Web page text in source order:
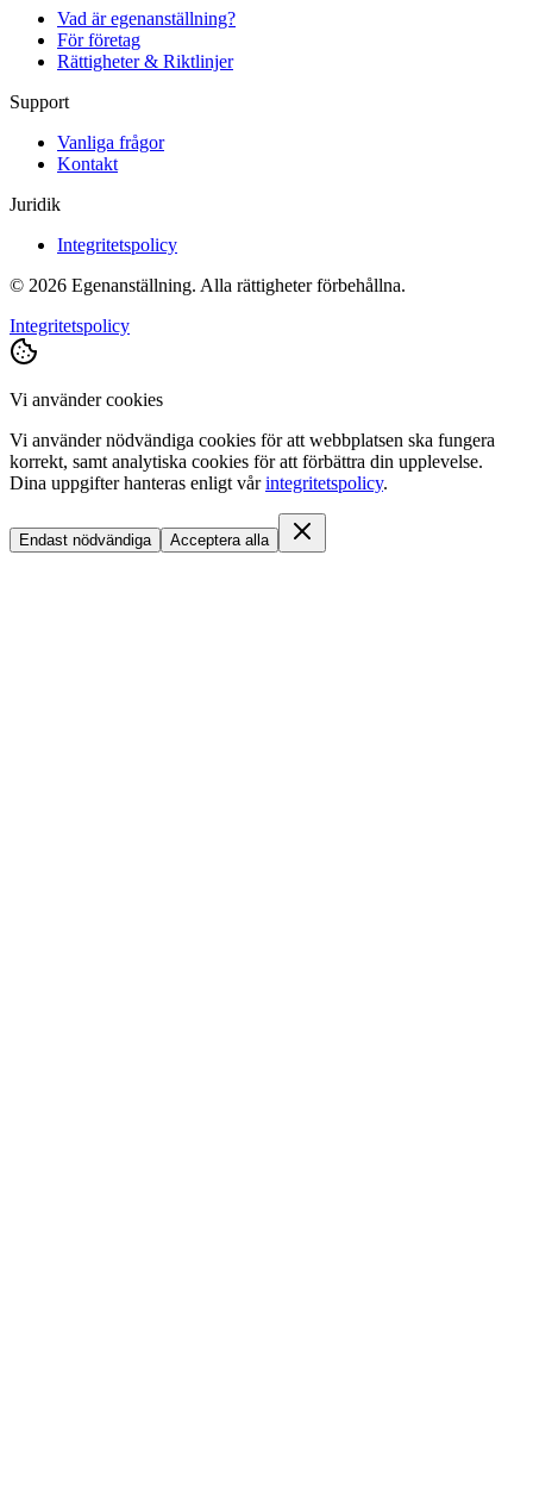
Vad är egenanställning?
För företag
Rättigheter & Riktlinjer
Support
Vanliga frågor
Kontakt
Juridik
Integritetspolicy
© 2026 Egenanställning. Alla rättigheter förbehållna.
Integritetspolicy
Vi använder cookies
Vi använder nödvändiga cookies för att webbplatsen ska fungera
korrekt, samt analytiska cookies för att förbättra din upplevelse.
Dina uppgifter hanteras enligt vår integritetspolicy.
Endast nödvändiga Acceptera alla